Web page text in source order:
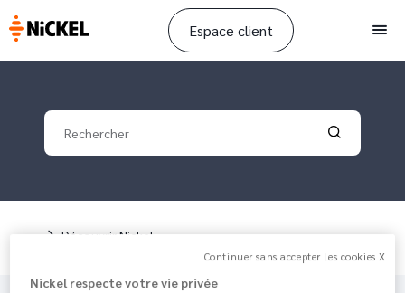
Espace client
Your search
Validate
Fil d'ArianeDécouvrir Nickel
Continuer sans accepter les cookies X
Nickel respecte votre vie privée